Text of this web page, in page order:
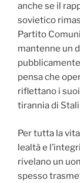
anche se il
sovietico
Partito
mantenne un
pensa che
riflettano i
tirannia di
Per tutta la
lealtà e
rivelano un
spesso